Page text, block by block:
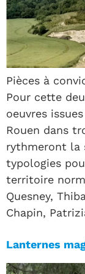
Pièces à
Pour cette
oeuvres
Rouen dans
rythmeront la
typologies
territoire
Quesney,
Chapin,
Lanternes